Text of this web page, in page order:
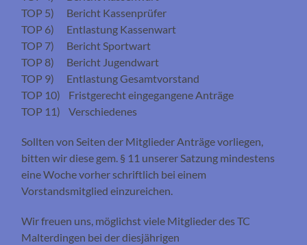
TOP 5) Bericht Kassenprüfer
TOP 6) Entlastung Kassenwart
TOP 7) Bericht Sportwart
TOP 8) Bericht Jugendwart
TOP 9) Entlastung Gesamtvorstand
TOP 10) Fristgerecht eingegangene Anträge
TOP 11) Verschiedenes
Sollten von Seiten der Mitglieder Anträge vorliegen,
bitten wir diese gem. § 11 unserer Satzung mindestens
eine Woche vorher schriftlich bei einem
Vorstandsmitglied einzureichen.
Wir freuen uns, möglichst viele Mitglieder des TC
Malterdingen bei der diesjährigen